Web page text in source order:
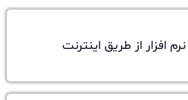
افزار از طریق اینترنت